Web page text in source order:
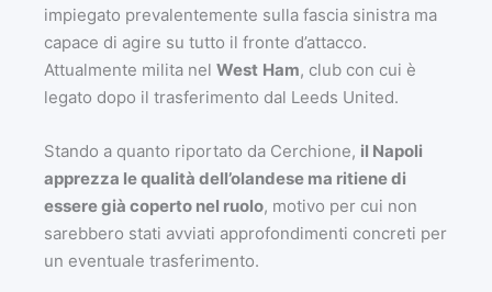
impiegato prevalentemente sulla fascia sinistra ma
capace di agire su tutto il fronte d’attacco.
Attualmente milita nel West Ham, club con cui è
legato dopo il trasferimento dal Leeds United.
Stando a quanto riportato da Cerchione, il Napoli
apprezza le qualità dell’olandese ma ritiene di
essere già coperto nel ruolo, motivo per cui non
sarebbero stati avviati approfondimenti concreti per
un eventuale trasferimento.